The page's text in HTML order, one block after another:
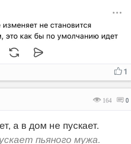
1
164 0
а в дом не пускает.
пьяного мужа.